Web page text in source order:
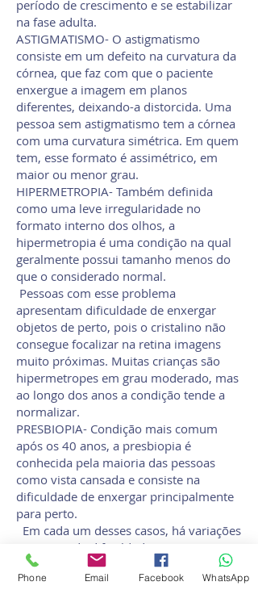
período de crescimento e se estabilizar
na fase adulta.
ASTIGMATISMO- O astigmatismo
consiste em um defeito na curvatura da
córnea, que faz com que o paciente
enxergue a imagem em planos
diferentes, deixando-a distorcida. Uma
pessoa sem astigmatismo tem a córnea
com uma curvatura simétrica. Em quem
tem, esse formato é assimétrico, em
maior ou menor grau.
HIPERMETROPIA- Também definida
como uma leve irregularidade no
formato interno dos olhos, a
hipermetropia é uma condição na qual
geralmente possui tamanho menos do
que o considerado normal.
Pessoas com esse problema
apresentam dificuldade de enxergar
objetos de perto, pois o cristalino não
consegue focalizar na retina imagens
muito próximas. Muitas crianças são
hipermetropes em grau moderado, mas
ao longo dos anos a condição tende a
normalizar.
PRESBIOPIA- Condição mais comum
após os 40 anos, a presbiopia é
conhecida pela maioria das pessoas
como vista cansada e consiste na
dificuldade de enxergar principalmente
para perto.
Em cada um desses casos, há variações
nos graus de dificuldade que,
consequentemente, irão refletir no tipo
de tratamento indicado pelo
Phone Email Facebook WhatsApp